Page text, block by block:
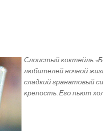
Слоистый коктейль
любителей ночной
сладкий гранатовый
крепость. Его пьют